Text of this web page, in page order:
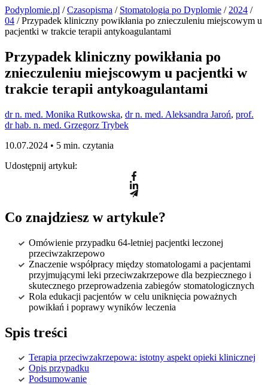
Podyplomie.pl /Czasopisma / Stomatologia po Dyplomie / 2024 /
04 / Przypadek kliniczny powikłania po znieczuleniu miejscowym u
pacjentki w trakcie terapii antykoagulantami
Przypadek kliniczny powikłania po
znieczuleniu miejscowym u pacjentki w
trakcie terapii antykoagulantami
dr n. med. Monika Rutkowska, dr n. med. Aleksandra Jaroń, prof.
dr hab. n. med. Grzegorz Trybek
10.07.2024 • 5 min. czytania
Udostępnij artykuł:
Co znajdziesz w artykule?
Omówienie przypadku 64-letniej pacjentki leczonej
przeciwzakrzepowo
Znaczenie współpracy między stomatologami a pacjentami
przyjmującymi leki przeciwzakrzepowe dla bezpiecznego i
skutecznego przeprowadzenia zabiegów stomatologicznych
Rola edukacji pacjentów w celu uniknięcia poważnych
powikłań i poprawy wyników leczenia
Spis treści
Terapia przeciwzakrzepowa: istotny aspekt opieki klinicznej
Opis przypadku
Podsumowanie